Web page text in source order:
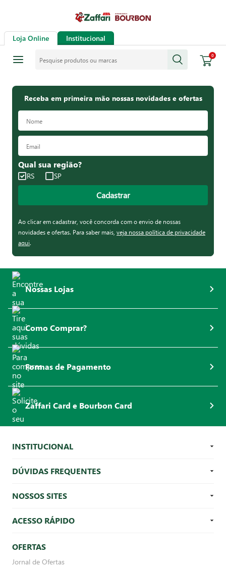
Loja Online Institucional
0
Receba em primeira mão nossas novidades e ofertas
Qual sua região?
RS SP
Cadastrar
Ao clicar em cadastrar, você concorda com o envio de nossas
novidades e ofertas. Para saber mais, veja nossa política de privacidade
aqui.
Nossas Lojas
Como Comprar?
Formas de Pagamento
Zaffari Card e Bourbon Card
INSTITUCIONAL
DÚVIDAS FREQUENTES
NOSSOS SITES
ACESSO RÁPIDO
OFERTAS
Jornal de Ofertas